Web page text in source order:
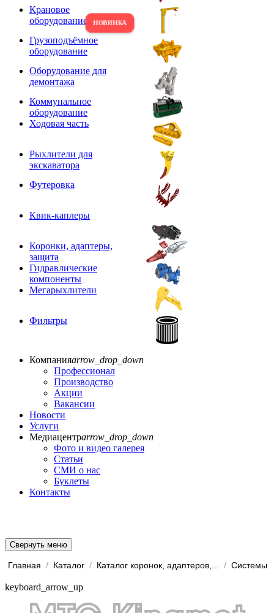
Крановое
оборудование
Грузоподъёмное
оборудование
Оборудование для
демонтажа
Коммунальное
оборудование
Ходовая часть
Рыхлители для
экскаватора
Футеровка
Квик-каплеры
Коронки, адаптеры,
защита
Гидравлические
компоненты
Мегарыхлители
Фильтры
Компанияarrow_drop_down
Профессионал
Производство
Акции
Вакансии
Новости
Услуги
Медиацентрarrow_drop_down
Фото и видео галерея
Статьи
СМИ о нас
Буклеты
Контакты
Свернуть меню
Главная / Каталог / Каталог коронок, адаптеров,... /
keyboard_arrow_up